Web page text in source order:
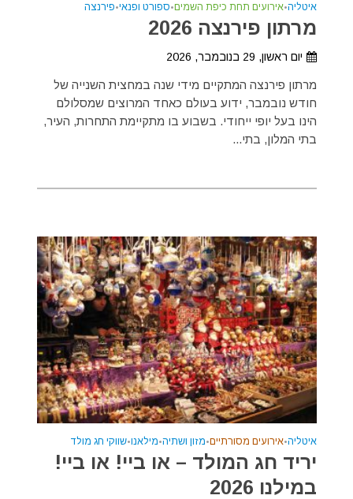
איטליה•אירועים תחת כיפת השמים•ספורט ופנאי•פירנצה
מרתון פירנצה 2026
יום ראשון, 29 בנובמבר, 2026
מרתון פירנצה המתקיים מידי שנה במחצית השנייה של
חודש נובמבר, ידוע בעולם כאחד המרוצים שמסלולם
הינו בעל יופי ייחודי. בשבוע בו מתקיימת התחרות, העיר,
בתי המלון, בתי...
איטליה•אירועים מסורתיים•מזון ושתיה•מילאנו•שווקי חג מולד
יריד חג המולד – או ביי! או ביי!
במילנו 2026